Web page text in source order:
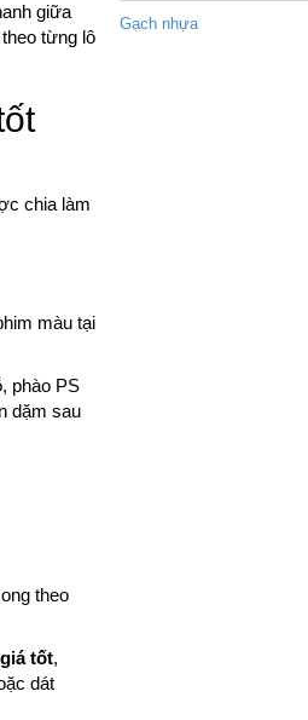
giữa
từng lô
chia làm
màu tại
phào PS
dặm sau
theo
tốt,
dát
Gạch nhựa